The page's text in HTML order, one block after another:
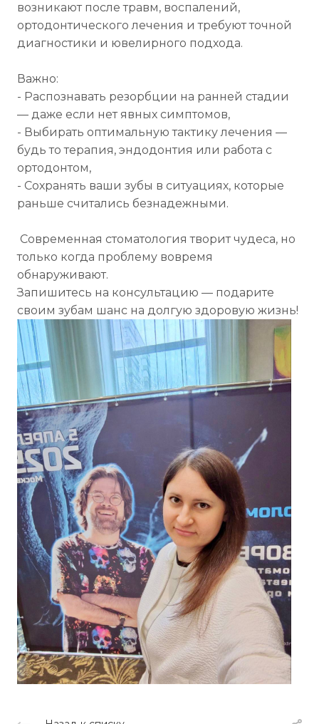
возникают после травм, воспалений,
ортодонтического лечения и требуют точной
диагностики и ювелирного подхода.
Важно:
- Распознавать резорбции на ранней стадии
— даже если нет явных симптомов,
- Выбирать оптимальную тактику лечения —
будь то терапия, эндодонтия или работа с
ортодонтом,
- Сохранять ваши зубы в ситуациях, которые
раньше считались безнадежными.
Современная стоматология творит чудеса, но
только когда проблему вовремя
обнаруживают.
Запишитесь на консультацию — подарите
своим зубам шанс на долгую здоровую жизнь!